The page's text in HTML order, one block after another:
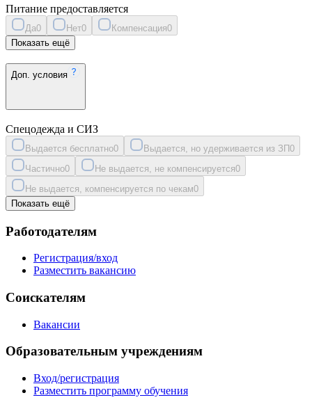
Питание предоставляется
Да0 Нет0 Компенсация0
Показать ещё
Доп. условия
Спецодежда и СИЗ
Выдается бесплатно0 Выдается, но удерживается из ЗП0
Частично0 Не выдается, не компенсируется0
Не выдается, компенсируется по чекам0
Показать ещё
Работодателям
Регистрация/вход
Разместить вакансию
Соискателям
Вакансии
Образовательным учреждениям
Вход/регистрация
Разместить программу обучения